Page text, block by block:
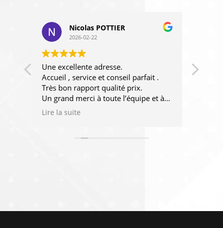
rita Silou
2026-02-04
Très bon accueil. Echange agréable et
très constructif. Des conseils
désintéressés.